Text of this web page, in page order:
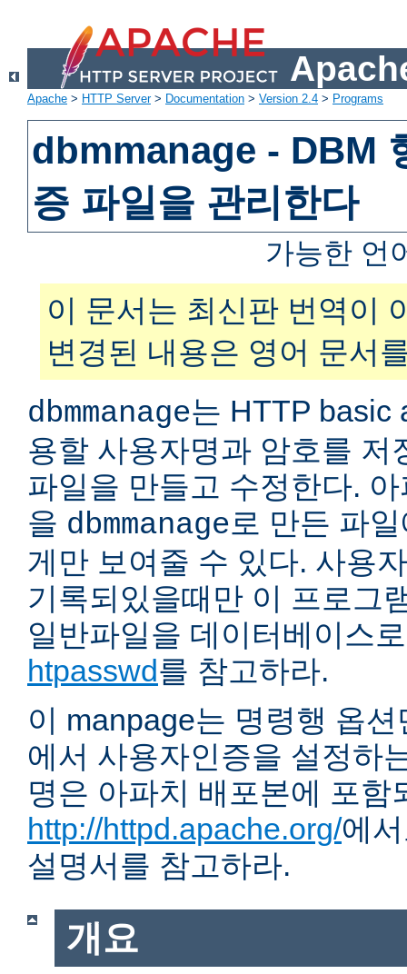
Apache > HTTP Server> Documentation > Version 2.4 > Programs
dbmmanage - DBM
증 파일을 관리한다
가능한 언
이 문서는 최신판 번역이
변경된 내용은 영어 문서
dbmmanage는 HTTP basic
용할 사용자명과 암호를 저
파일을 만들고 수정한다.
을 dbmmanage로 만든 파
게만 보여줄 수 있다. 사용
기록되있을때만 이 프로그
일반파일을 데이터베이스
htpasswd를 참고하라.
이 manpage는 명령행 옵
에서 사용자인증을 설정하
명은 아파치 배포본에 포함
http://httpd.apache.org/에
설명서를 참고하라.
개요